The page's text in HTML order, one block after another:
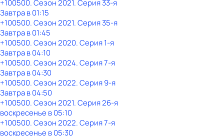
+100500. Сезон 2021. Серия 33-я
Завтра в 01:15
+100500. Сезон 2021. Серия 35-я
Завтра в 01:45
+100500. Сезон 2020. Серия 1-я
Завтра в 04:10
+100500. Сезон 2024. Серия 7-я
Завтра в 04:30
+100500. Сезон 2022. Серия 9-я
Завтра в 04:50
+100500. Сезон 2021. Серия 26-я
воскресенье в05:10
+100500. Сезон 2022. Серия 7-я
воскресенье в05:30